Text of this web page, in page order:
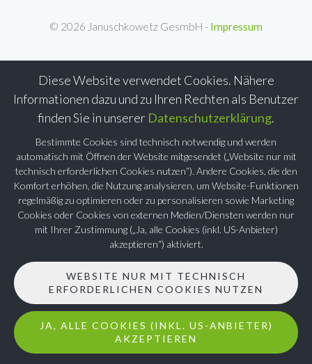
Diese Website verwendet Cookies. Nähere
Informationen dazu und zu Ihren Rechten als Benutzer
finden Sie in unserer Datenschutzerklärung.
Bestimmte Cookies sind technisch notwendig und werden
automatisch mit Öffnen der Website mitgesendet („Website nur mit
technisch erforderlichen Cookies nutzen“). Andere Cookies, die den
Komfort erhöhen, die Nutzung analysieren, um Website-Funktionen
regelmäßig zu optimieren oder zu personalisieren sowie Marketing
Cookies oder Cookies von externen Medien/Diensten werden nur
mit Ihrer Zustimmung („Ja, alle Cookies (inkl. US-Anbieter)
akzeptieren“) aktiviert.
WEBSITE NUR MIT TECHNISCH
ERFORDERLICHEN COOKIES NUTZEN
JA, ALLE COOKIES (INKL. US-ANBIETER)
AKZEPTIEREN
© 2026 Januschkowetz GesmbH - Impressum